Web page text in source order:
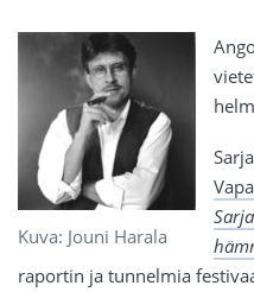
Kuva: Jouni Harala
raportin ja tunnelmia